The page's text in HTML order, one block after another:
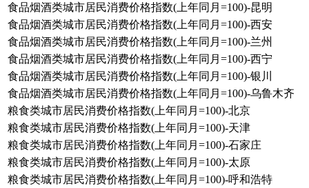
食品烟酒类城市居民消费价格指数(上年同月=100)-昆明
食品烟酒类城市居民消费价格指数(上年同月=100)-西安
食品烟酒类城市居民消费价格指数(上年同月=100)-兰州
食品烟酒类城市居民消费价格指数(上年同月=100)-西宁
食品烟酒类城市居民消费价格指数(上年同月=100)-银川
食品烟酒类城市居民消费价格指数(上年同月=100)-乌鲁木齐
粮食类城市居民消费价格指数(上年同月=100)-北京
粮食类城市居民消费价格指数(上年同月=100)-天津
粮食类城市居民消费价格指数(上年同月=100)-石家庄
粮食类城市居民消费价格指数(上年同月=100)-太原
粮食类城市居民消费价格指数(上年同月=100)-呼和浩特